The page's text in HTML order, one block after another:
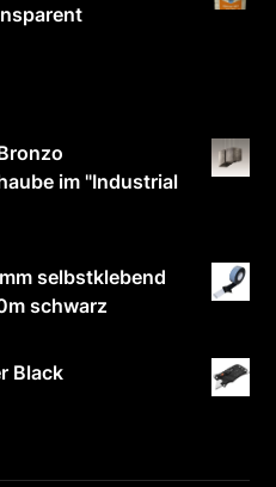
im "Industrial
selbstklebend
schwarz
Black